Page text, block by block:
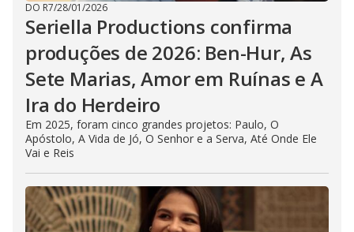
DO R7/28/01/2026
Seriella Productions confirma
produções de 2026: Ben-Hur, As
Sete Marias, Amor em Ruínas e A
Ira do Herdeiro
Em 2025, foram cinco grandes projetos: Paulo, O
Apóstolo, A Vida de Jó, O Senhor e a Serva, Até Onde Ele
Vai e Reis